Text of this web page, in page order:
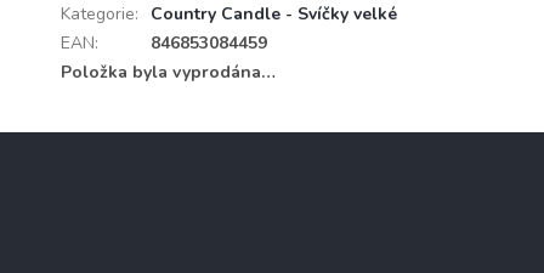
Kategorie:
Country Candle - Svíčky velké
EAN:
846853084459
Položka byla vyprodána…